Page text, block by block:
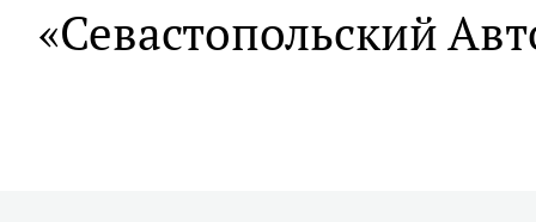
«Севастопольский